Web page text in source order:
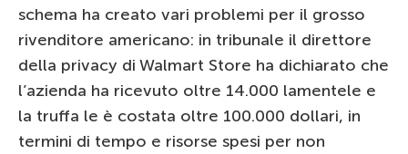
schema ha creato vari problemi per il grosso
rivenditore americano: in tribunale il direttore
della privacy di Walmart Store ha dichiarato che
l’azienda ha ricevuto oltre 14.000 lamentele e
la truffa le è costata oltre 100.000 dollari, in
termini di tempo e risorse spesi per non